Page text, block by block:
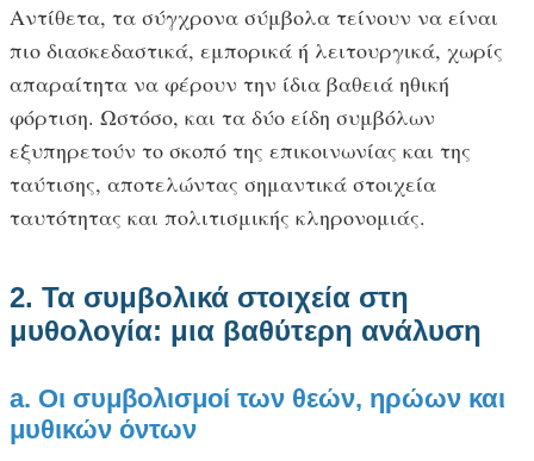
Αντίθετα, τα σύγχρονα σύμβολα τείνουν να είναι
πιο διασκεδαστικά, εμπορικά ή λειτουργικά, χωρίς
απαραίτητα να φέρουν την ίδια βαθειά ηθική
φόρτιση. Ωστόσο, και τα δύο είδη συμβόλων
εξυπηρετούν το σκοπό της επικοινωνίας και της
ταύτισης, αποτελώντας σημαντικά στοιχεία
ταυτότητας και πολιτισμικής κληρονομιάς.
2. Τα συμβολικά στοιχεία στη
μυθολογία: μια βαθύτερη ανάλυση
a. Οι συμβολισμοί των θεών, ηρώων και
μυθικών όντων